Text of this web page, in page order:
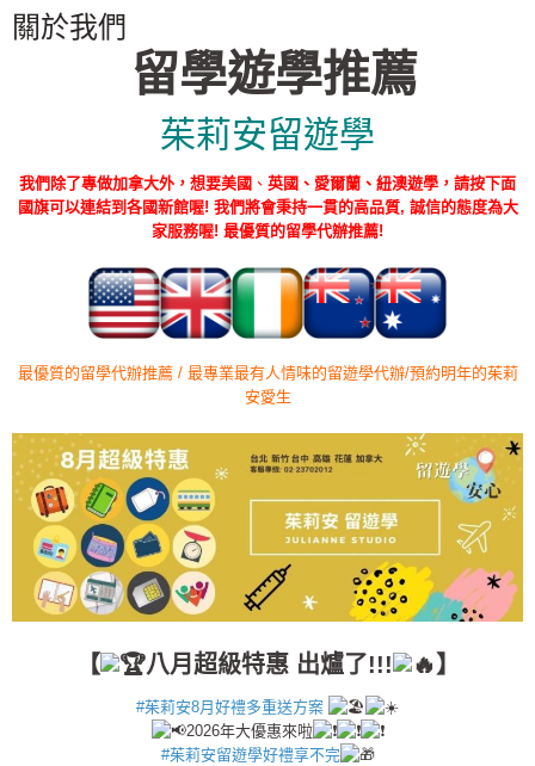
關於我們
留學遊學推薦
茱莉安留遊學
我們除了專做加拿大外，想要美國 、 英國、愛爾蘭、紐澳遊學，請按下面
國旗可以連結到各國新館喔! 我們將會秉持一貫的高品質, 誠信的態度為大
家服務喔! 最優質的留學代辦推薦!
最優質的留學代辦推薦 / 最專業最有人情味的留遊學代辦/預約明年的茱莉
安愛生
【 八月超級特惠 出爐了!!! 】
#茱莉安8月好禮多重送方案
2026年大優惠來啦
#茱莉安留遊學好禮享不完